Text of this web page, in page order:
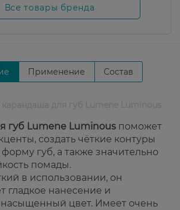
Все товары бренда
Применение Состав
губ Lumene Luminous поможет
создать чёткие контуры
губ, а также значительно
помады.
в использовании, он
гладкое нанесение и
цвет. Имеет очень